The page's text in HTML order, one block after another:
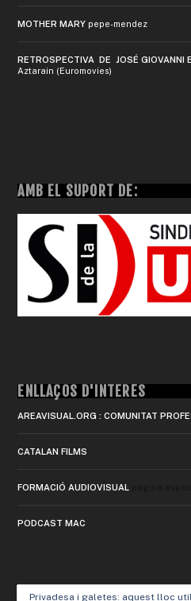
MOTHER MARY pepe-mendez
RETROSPECTIVA DE JOSÉ GIOVANNI
Aztarain (Euromovies)
AMB EL SUPORT DE:
ENLLAÇOS D'INTERÈS
AREAVISUAL.ORG : COMUNITAT
CATALAN FILMS
FORMACIÓ AUDIOVISUAL
PODCAST MAC
Privadesa i galetes: aquest lloc